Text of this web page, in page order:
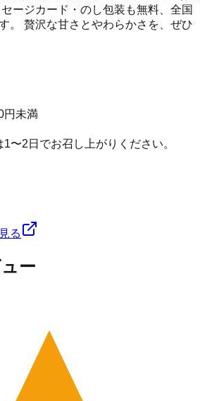
ージカード・のし包装も無料、全国
。 贅沢な甘さとやわらかさを、ぜひ
円未満
〜2日でお召し上がりください。
る
ー